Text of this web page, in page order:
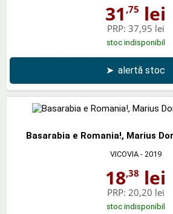
31 ,75 lei
PRP: 37,95 lei
stoc indisponibil
➤ alertă stoc
Basarabia e Romania!, Marius
VICOVIA- 2019
18,38 lei
PRP: 20,20 lei
stoc indisponibil